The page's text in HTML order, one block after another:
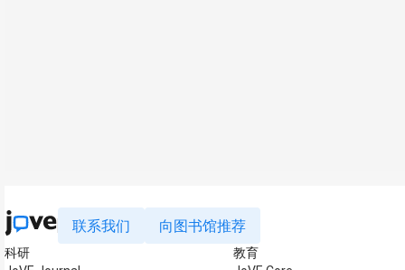
联系我们 向图书馆推荐
科研
教育